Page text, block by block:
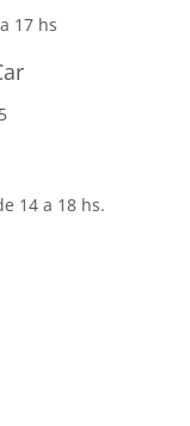
17 hs
14 a 18 hs.